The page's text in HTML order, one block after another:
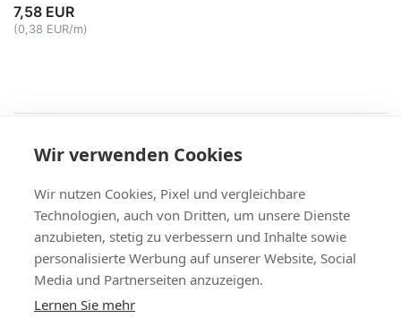
7,58 EUR
(0,38 EUR/m)
AGB
| Widerruf & -formular | Datenschutz
Versand & Zahlung,Kontakt,Fax-Bestellschein
+49 (0)8704/9281-95, Fax: -96
Vertrag widerrufen
Bänder Großhandel
Wir verwenden Cookies
Wir nutzen Cookies, Pixel und vergleichbare
Technologien, auch von Dritten, um unsere Dienste
anzubieten, stetig zu verbessern und Inhalte sowie
personalisierte Werbung auf unserer Website, Social
Media und Partnerseiten anzuzeigen.
Lernen Sie mehr